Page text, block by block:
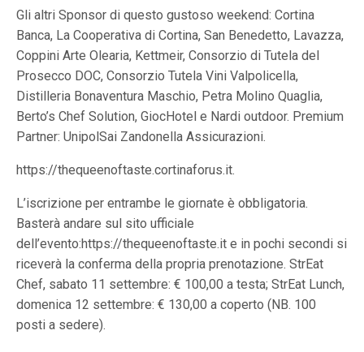
Gli altri Sponsor di questo gustoso weekend: Cortina
Banca, La Cooperativa di Cortina, San Benedetto, Lavazza,
Coppini Arte Olearia, Kettmeir, Consorzio di Tutela del
Prosecco DOC, Consorzio Tutela Vini Valpolicella,
Distilleria Bonaventura Maschio, Petra Molino Quaglia,
Berto’s Chef Solution, GiocHotel e Nardi outdoor. Premium
Partner: UnipolSai Zandonella Assicurazioni.
https://thequeenoftaste.cortinaforus.it.
L’iscrizione per entrambe le giornate è obbligatoria.
Basterà andare sul sito ufficiale
dell’evento:https://thequeenoftaste.it e in pochi secondi si
riceverà la conferma della propria prenotazione. StrEat
Chef, sabato 11 settembre: € 100,00 a testa; StrEat Lunch,
domenica 12 settembre: € 130,00 a coperto (NB. 100
posti a sedere).